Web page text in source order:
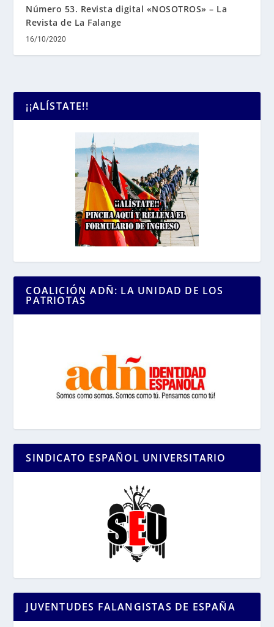
Número 53. Revista digital «NOSOTROS» – La
Revista de La Falange
16/10/2020
¡¡ALÍSTATE!!
COALICIÓN ADÑ: LA UNIDAD DE LOS
PATRIOTAS
SINDICATO ESPAÑOL UNIVERSITARIO
JUVENTUDES FALANGISTAS DE ESPAÑA